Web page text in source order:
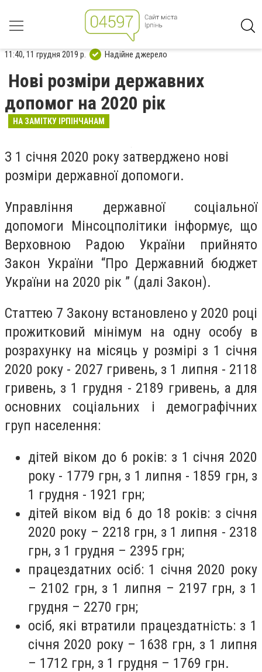
11:40, 11 грудня 2019 р. Надійне джерело
Нові розміри державних
допомог на 2020 рік
НА ЗАМІТКУ ІРПІНЧАНАМ
З 1 січня 2020 року затверджено нові
розміри державної допомоги.
Управління державної соціальної
допомоги Мінсоцполітики інформує, що
Верховною Радою України прийнято
Закон України “Про Державний бюджет
України на 2020 рік ” (далі Закон).
Статтею 7 Закону встановлено у 2020 році
прожитковий мінімум на одну особу в
розрахунку на місяць у розмірі з 1 січня
2020 року - 2027 гривень, з 1 липня - 2118
гривень, з 1 грудня - 2189 гривень, а для
основних соціальних і демографічних
груп населення:
дітей віком до 6 років: з 1 січня 2020
року - 1779 грн, з 1 липня - 1859 грн, з
1 грудня - 1921 грн;
дітей віком від 6 до 18 років: з січня
2020 року – 2218 грн, з 1 липня - 2318
грн, з 1 грудня – 2395 грн;
працездатних осіб: 1 січня 2020 року
– 2102 грн, з 1 липня – 2197 грн, з 1
грудня – 2270 грн;
осіб, які втратили працездатність: з 1
січня 2020 року – 1638 грн, з 1 липня
– 1712 грн, з 1 грудня – 1769 грн.